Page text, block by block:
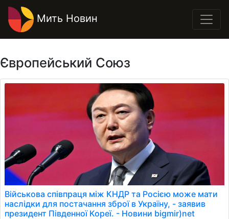
Мить Новин
Європейський Союз
Військова співпраця між КНДР та Росією може мати
наслідки для постачання зброї в Україну, - заявив
президент Південної Кореї. - Новини bigmir)net